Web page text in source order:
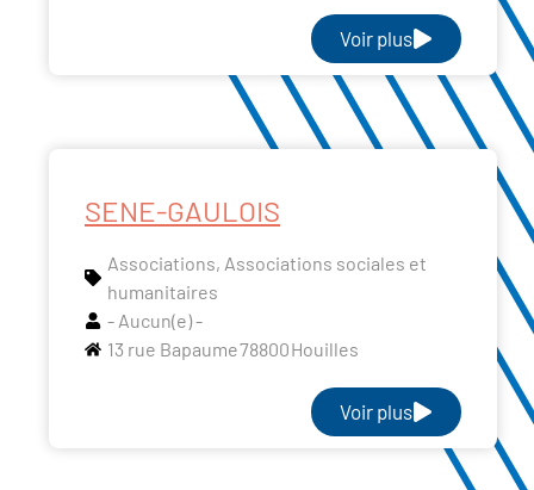
Voir plus
SENE-GAULOIS
Associations, Associations sociales et
humanitaires
- Aucun(e) -
13 rue Bapaume78800Houilles
Voir plus